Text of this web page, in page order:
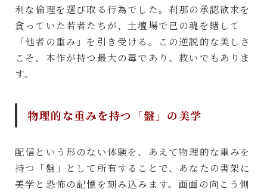
利な倫理を選び取る行為でした。刹那の承認欲求を
貪っていた若者たちが、土壇場で己の魂を賭して
「他者の重み」を引き受ける。この逆説的な美しさ
こそ、本作が持つ最大の毒であり、救いでもありま
す。
物理的な重みを持つ「盤」の美学
配信という形のない体験を、あえて物理的な重みを
持つ「盤」として所有することで、あなたの書架に
美学と恐怖の記憶を刻み込みます。画面の向こう側